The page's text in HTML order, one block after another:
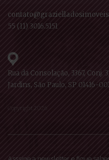
55 (11) 3016.5151
Rua da Consolação, 3367, Conj.
Jardins, São Paulo, SP 01416-
Copyright 2026